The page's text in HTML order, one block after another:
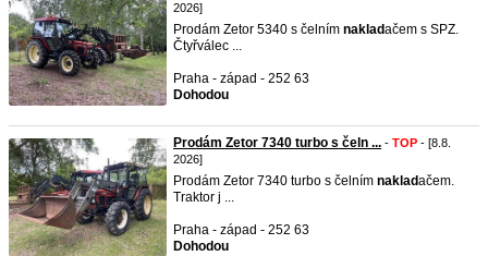
2026]
Prodám Zetor 5340 s čelním nakladačem s SPZ.
Čtyřválec ...
Praha - západ - 252 63
Dohodou
Prodám Zetor 7340 turbo s čeln ... - TOP - [8.8.
2026]
Prodám Zetor 7340 turbo s čelním nakladačem.
Traktor j ...
Praha - západ - 252 63
Dohodou